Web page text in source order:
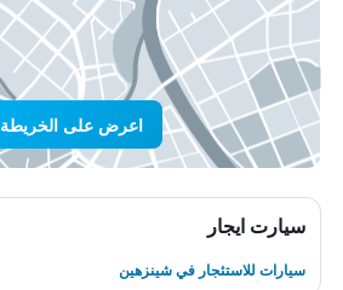
اعرض على الخريطة
سيارت ايجار
سيارات للاستئجار في شينزهين